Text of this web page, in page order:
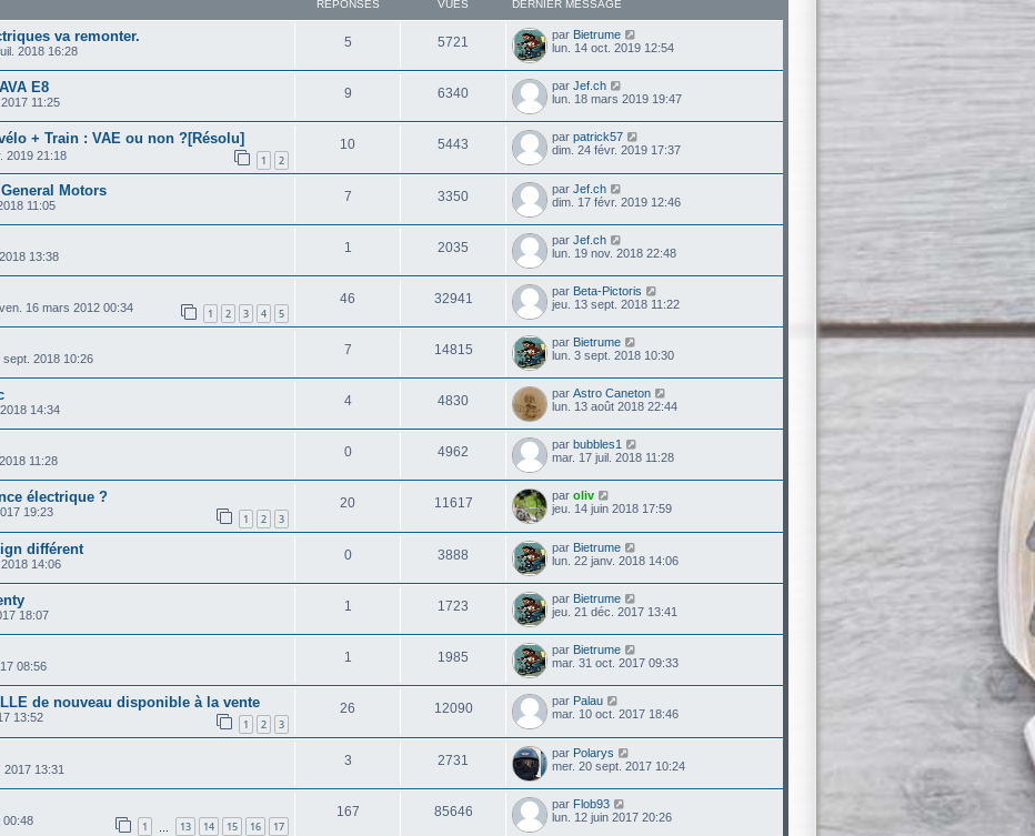
RÉPONSES VUES DERNIER MESSAGE
va remonter.
2018 16:28
5 5721 par Bietrume
lun. 14 oct. 2019 12:54
E8
11:25
9 6340 par Jef.ch
lun. 18 mars 2019 19:47
+ Train : VAE ou non ?[Résolu]
2019 21:18 1 2
10 5443 par patrick57
dim. 24 févr. 2019 17:37
Motors
11:05
7 3350 par Jef.ch
dim. 17 févr. 2019 12:46
13:38
1 2035 par Jef.ch
lun. 19 nov. 2018 22:48
ven. 16 mars 2012 00:34 1 2 3 4 5
46 32941 par Beta-Pictoris
jeu. 13 sept. 2018 11:22
sept. 2018 10:26
7 14815 par Bietrume
lun. 3 sept. 2018 10:30
14:34
4 4830 par Astro Caneton
lun. 13 août 2018 22:44
11:28
0 4962 par bubbles1
mar. 17 juil. 2018 11:28
électrique ?
19:23 1 2 3
20 11617 par oliv
jeu. 14 juin 2018 17:59
différent
14:06
0 3888 par Bietrume
lun. 22 janv. 2018 14:06
18:07
1 1723 par Bietrume
jeu. 21 déc. 2017 13:41
08:56
1 1985 par Bietrume
mar. 31 oct. 2017 09:33
de nouveau disponible à la vente
13:52 1 2 3
26 12090 par Palau
mar. 10 oct. 2017 18:46
13:31
3 2731 par Polarys
mer. 20 sept. 2017 10:24
00:48 1 13 14 15 16 17
167 85646 par Flob93
lun. 12 juin 2017 20:26